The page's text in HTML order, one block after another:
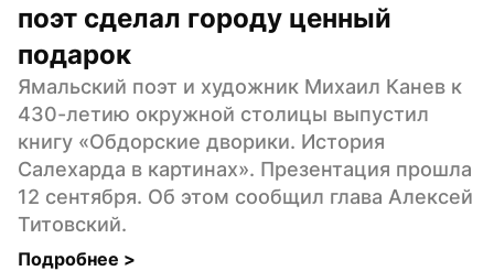
поэт сделал городу ценный
подарок
Ямальский поэт и художник Михаил Канев к
430-летию окружной столицы выпустил
книгу «Обдорские дворики. История
Салехарда в картинах». Презентация прошла
12 сентября. Об этом сообщил глава Алексей
Титовский.
Подробнее >